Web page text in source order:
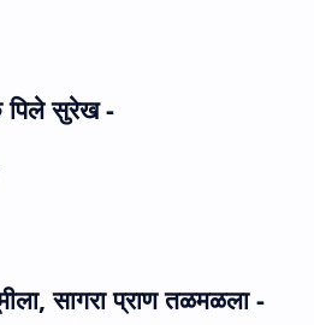
पिले सुरेख -
,सागरा प्राण तळमळला -